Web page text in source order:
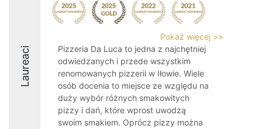
Laureaci
Pokaż więcej >>
Pizzeria Da Luca to jedna z najchętniej
odwiedzanych i przede wszystkim
renomowanych pizzerii w Iłowie. Wiele
osób docenia to miejsce ze względu na
duży wybór różnych smakowitych
pizzy i dań, które wprost uwodzą
swoim smakiem. Oprócz pizzy można